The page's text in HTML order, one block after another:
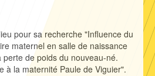
pour sa recherche "Influence du
maternel en salle de naissance
de poids du nouveau-né.
à la maternité Paule de Viguier".